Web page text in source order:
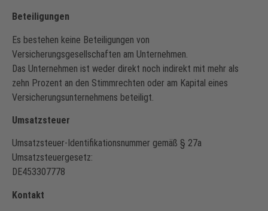
Beteiligungen
Es bestehen keine Beteiligungen von
Versicherungsgesellschaften am Unternehmen.
Das Unternehmen ist weder direkt noch indirekt mit mehr als
zehn Prozent an den Stimmrechten oder am Kapital eines
Versicherungsunternehmens beteiligt.
Umsatzsteuer
Umsatzsteuer-Identifikationsnummer gemäß § 27a
Umsatzsteuergesetz:
DE453307778
Kontakt